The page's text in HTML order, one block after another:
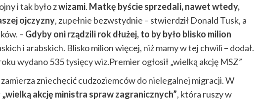
i tak było zwizami. Matkę byście sprzedali, nawet wtedy,
ojczyzny, zupełnie bezwstydnie – stwierdził Donald Tusk, a
– Gdyby oni rządzili rok dłużej, to by było blisko milion
i arabskich. Blisko milion więcej, niż mamy w tej chwili – dodał.
wydano 535 tysięcy wiz.Premier ogłosił „wielką akcję MSZ”
zniechęcić cudzoziemców do nielegalnej migracji. W
„wielką akcję ministra spraw zagranicznych”, która ruszy w